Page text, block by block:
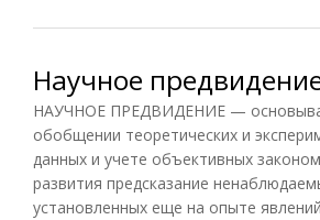
Научное
НАУЧНОЕ ПРЕДВИДЕНИЕ —
обобщении теоретических и
данных и учете объективных
развития предсказание
установленных еще на опыте